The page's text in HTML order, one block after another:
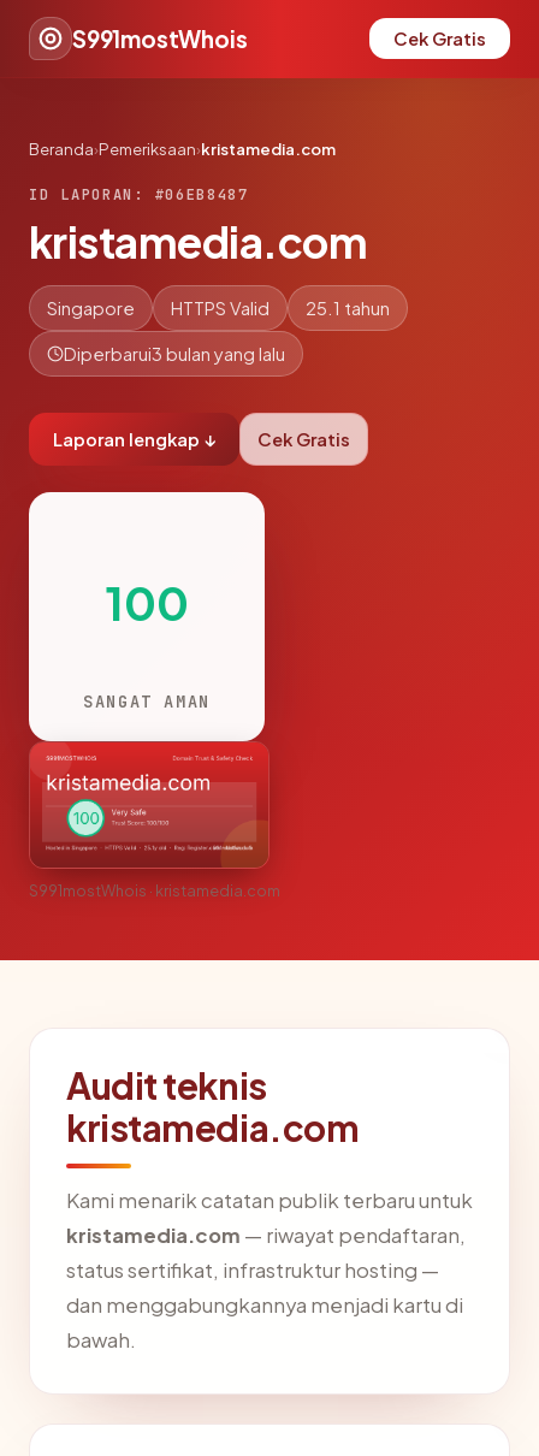
S991mostWhois Cek Gratis
Beranda›Pemeriksaan›kristamedia.com
ID LAPORAN: #06EB8487
kristamedia.com
Singapore HTTPS Valid 25.1 tahun
Diperbarui3 bulan yang lalu
Laporan lengkap ↓ Cek Gratis
100
SANGAT AMAN
S991mostWhois · kristamedia.com
Audit teknis
kristamedia.com
Kami menarik catatan publik terbaru untuk
kristamedia.com — riwayat pendaftaran,
status sertifikat, infrastruktur hosting —
dan menggabungkannya menjadi kartu di
bawah.